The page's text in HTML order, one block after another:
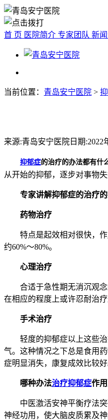
首 页 医院简介 专家团队 新
当前位置： 青岛安宁医院 >
来源:青岛安宁医院 日期:2022
抑郁症的治疗的办法都有什
从开始的抑郁，逐步对事物
专家讲解抑郁症的治疗
药物治疗
特点是起效相对很快，作
约60%～80%。
心理治疗
合适于急性期无消沉观念
在相应的程度上或许忍耐治
手术治疗
轻度的抑郁症以上这些治
气。这种情况之下总是食用
症明显消失，康复成效比较好
哪种办法治疗抑郁症作
中医激活安神平衡疗法突
神经功用，使大脑皮质累及